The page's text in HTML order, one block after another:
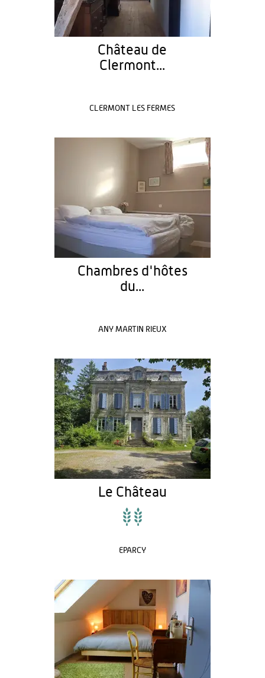
Château de
Clermont...
CLERMONT LES FERMES
Chambres d'hôtes
du...
ANY MARTIN RIEUX
Le Château
EPARCY